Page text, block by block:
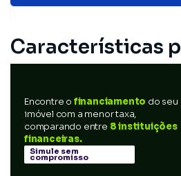
Características
Aquecimento Elétrico
Encontre o financiamento do seu
imóvel com a menor taxa,
comparando entre 8 instituições
financeiras.
Simule sem
compromisso